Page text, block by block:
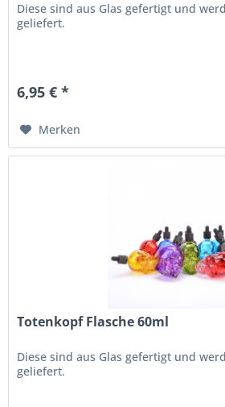
Diese sind aus Glas gefertigt und
geliefert.
6,95 € *
Merken
Totenkopf Flasche 60ml
Diese sind aus Glas gefertigt und
geliefert.